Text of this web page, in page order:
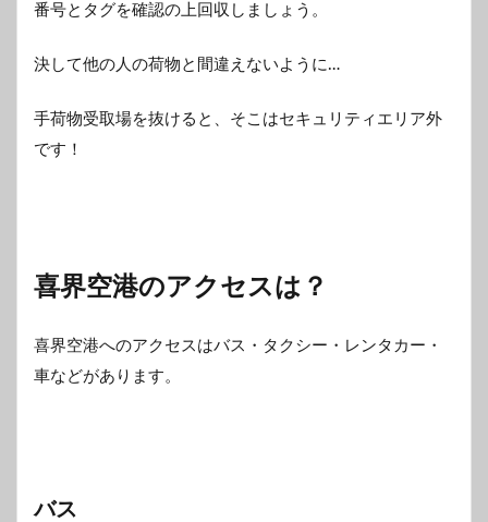
番号とタグを確認の上回収しましょう。
決して他の人の荷物と間違えないように…
手荷物受取場を抜けると、そこはセキュリティエリア外
です！
喜界空港のアクセスは？
喜界空港へのアクセスはバス・タクシー・レンタカー・
車などがあります。
バス